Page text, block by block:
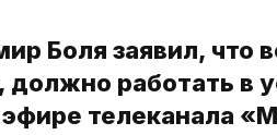
Боля заявил, что
работать в
эфире телеканала